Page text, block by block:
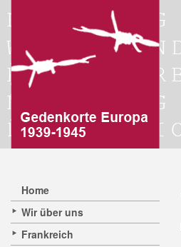
Home
Wir über uns
Frankreich